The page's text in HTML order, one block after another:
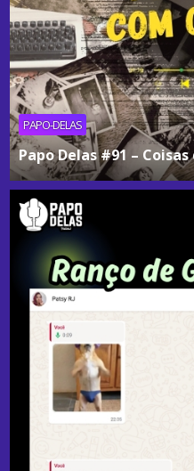
PAPO-DELAS
Papo Delas #91 –